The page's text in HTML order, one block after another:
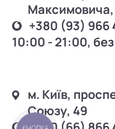
Максимовича,
+380 (93) 966
10:00 - 21:00,
м. Київ,
Союзу, 49